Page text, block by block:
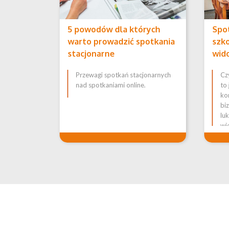
5 powodów dla których
warto prowadzić spotkania
stacjonarne
Przewagi spotkań stacjonarnych
nad spotkaniami online.
to